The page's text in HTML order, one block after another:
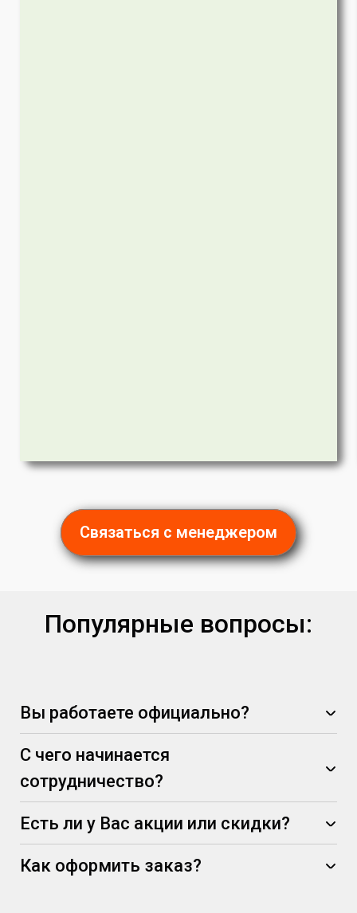
Связаться с менеджером
Популярные вопросы:
Вы работаете официально?
С чего начинается
сотрудничество?
Есть ли у Вас акции или скидки?
Как оформить заказ?